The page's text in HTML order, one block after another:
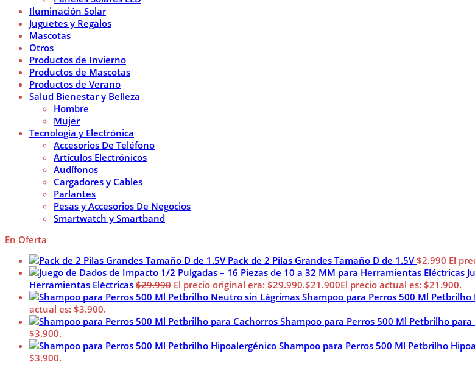
Iluminación Solar
Juguetes y Regalos
Mascotas
Otros
Productos de Invierno
Productos de Mascotas
Productos de Verano
Salud Bienestar y Belleza
Hombre
Mujer
Tecnología y Electrónica
Accesorios De Teléfono
Artículos Electrónicos
Audífonos
Cargadores y Cables
Parlantes
Pesas y Accesorios De Negocios
Smartwatch y Smartband
En Oferta
Pack de 2 Pilas Grandes Tamaño D de 1.5V $2.990 El
Herramientas Eléctricas $29.990 El precio original era: $29.990.$21.900El precio actual es: $21.900.
Shampoo para Perros 500 Ml
actual es: $3.900.
Shampoo para Perros 500 Ml Petbrilho para
$3.900.
Shampoo para Perros 500 Ml Petbrilho
$3.900.